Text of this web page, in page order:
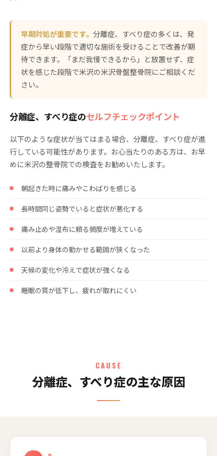
早期対処が重要です。 分離症、すべり症の多くは、発
症から早い段階で適切な施術を受けることで改善が期
待できます。「まだ我慢できるから」と放置せず、症
状を感じた段階で米沢の米沢骨盤整骨院にご相談くだ
さい。
分離症、すべり症のセルフチェックポイント
以下のような症状が当てはまる場合、分離症、すべり症が進
行している可能性があります。お心当たりのある方は、お早
めに米沢の整骨院での検査をお勧めいたします。
朝起きた時に痛みやこわばりを感じる
長時間同じ姿勢でいると症状が悪化する
痛み止めや湿布に頼る頻度が増えている
以前より身体の動かせる範囲が狭くなった
天候の変化や冷えで症状が強くなる
睡眠の質が低下し、疲れが取れにくい
CAUSE
分離症、すべり症の主な原因